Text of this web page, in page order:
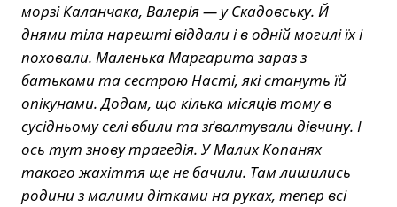
морзі Каланчака, Валерія — у Скадовську. Й
днями тіла нарешті віддали і в одній могилі їх і
поховали. Маленька Маргарита зараз з
батьками та сестрою Насті, які стануть їй
опікунами. Додам, що кілька місяців тому в
сусідньому селі вбили та зґвалтували дівчину. І
ось тут знову трагедія. У Малих Копанях
такого жахіття ще не бачили. Там лишились
родини з малими дітками на руках, тепер всі